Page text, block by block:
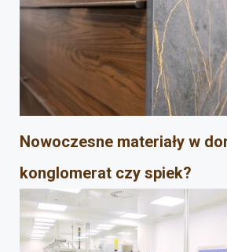
Nowoczesne materiały w
konglomerat czy spiek?